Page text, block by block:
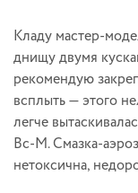
Кладу мастер-
днищу двумя
рекомендую
всплыть — этого
легче
Вс-М. Смазка-
нетоксична,